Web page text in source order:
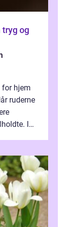
for hjem
ruderne
I